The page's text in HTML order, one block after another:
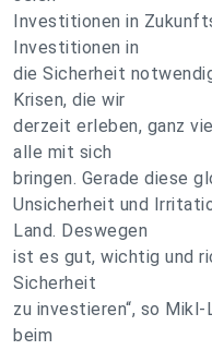
Investitionen in
Investitionen in
die Sicherheit
Krisen, die wir
derzeit erleben, ganz
alle mit sich
bringen. Gerade diese
Unsicherheit und
Land. Deswegen
ist es gut, wichtig und
Sicherheit
zu investieren“, so
beim